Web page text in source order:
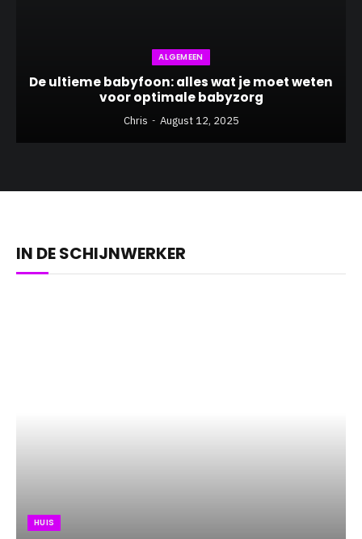
ALGEMEEN
De ultieme babyfoon: alles wat je moet weten
voor optimale babyzorg
Chris August 12, 2025
IN DE SCHIJNWERKER
HUIS